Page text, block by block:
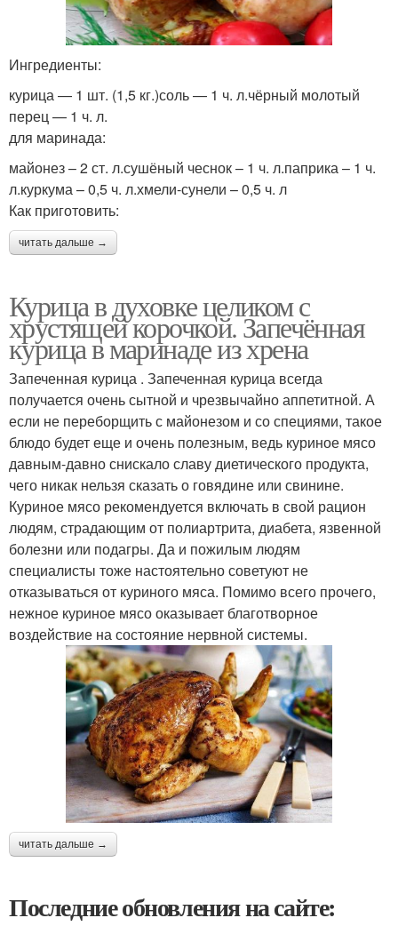
Ингредиенты:
курица — 1 шт. (1,5 кг.)соль — 1 ч. л.чёрный молотый
перец — 1 ч. л.
для маринада:
майонез – 2 ст. л.сушёный чеснок – 1 ч. л.паприка – 1 ч.
л.куркума – 0,5 ч. л.хмели-сунели – 0,5 ч. л
Как приготовить:
читать дальше →
Курица в духовке целиком с
хрустящей корочкой. Запечённая
курица в маринаде из хрена
Запеченная курица . Запеченная курица всегда
получается очень сытной и чрезвычайно аппетитной. А
если не переборщить с майонезом и со специями, такое
блюдо будет еще и очень полезным, ведь куриное мясо
давным-давно снискало славу диетического продукта,
чего никак нельзя сказать о говядине или свинине.
Куриное мясо рекомендуется включать в свой рацион
людям, страдающим от полиартрита, диабета, язвенной
болезни или подагры. Да и пожилым людям
специалисты тоже настоятельно советуют не
отказываться от куриного мяса. Помимо всего прочего,
нежное куриное мясо оказывает благотворное
воздействие на состояние нервной системы.
читать дальше →
Последние обновления на сайте: